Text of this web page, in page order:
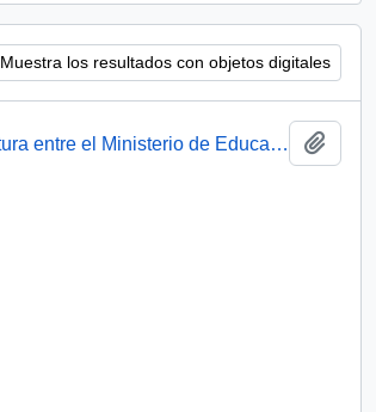
Muestra los resultados con objetos digitales
Programa de acción Inter-institucional en el campo de la cultura entre el Ministerio de Educación de Chile y El Ministerio de Cultura de Venezuela.